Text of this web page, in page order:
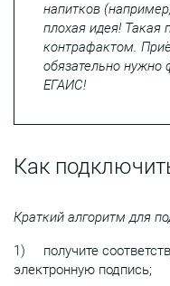
напитков
плохая идея! Такая
контрафактом.
обязательно нужно
ЕГАИС!
Как
Краткий алгоритм для
1) получите
электронную подпись;